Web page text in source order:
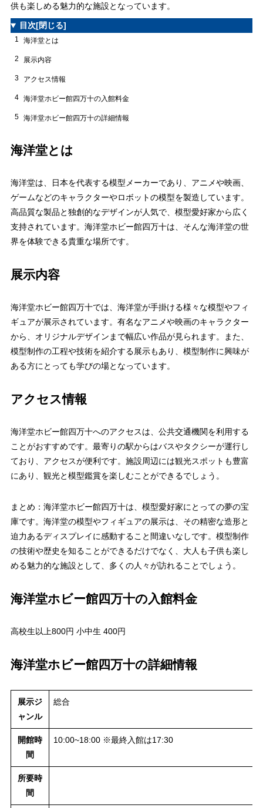
供も楽しめる魅力的な施設となっています。
目次[閉じる]
1 海洋堂とは
2 展示内容
3 アクセス情報
4 海洋堂ホビー館四万十の入館料金
5 海洋堂ホビー館四万十の詳細情報
海洋堂とは
海洋堂は、日本を代表する模型メーカーであり、アニメや映画、
ゲームなどのキャラクターやロボットの模型を製造しています。
高品質な製品と独創的なデザインが人気で、模型愛好家から広く
支持されています。海洋堂ホビー館四万十は、そんな海洋堂の世
界を体験できる貴重な場所です。
展示内容
海洋堂ホビー館四万十では、海洋堂が手掛ける様々な模型やフィ
ギュアが展示されています。有名なアニメや映画のキャラクター
から、オリジナルデザインまで幅広い作品が見られます。また、
模型制作の工程や技術を紹介する展示もあり、模型制作に興味が
ある方にとっても学びの場となっています。
アクセス情報
海洋堂ホビー館四万十へのアクセスは、公共交通機関を利用する
ことがおすすめです。最寄りの駅からはバスやタクシーが運行し
ており、アクセスが便利です。施設周辺には観光スポットも豊富
にあり、観光と模型鑑賞を楽しむことができるでしょう。
まとめ：海洋堂ホビー館四万十は、模型愛好家にとっての夢の宝
庫です。海洋堂の模型やフィギュアの展示は、その精密な造形と
迫力あるディスプレイに感動すること間違いなしです。模型制作
の技術や歴史を知ることができるだけでなく、大人も子供も楽し
める魅力的な施設として、多くの人々が訪れることでしょう。
海洋堂ホビー館四万十の入館料金
高校生以上800円 小中生 400円
海洋堂ホビー館四万十の詳細情報
展示ジ
ャンル
総合
開館時
間
10:00~18:00 ※最終入館は17:30
所要時
間